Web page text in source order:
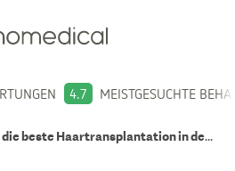
4.7 MEISTGESUCHTE
Wo gibt es die beste Haartransplantation in der Türkei?